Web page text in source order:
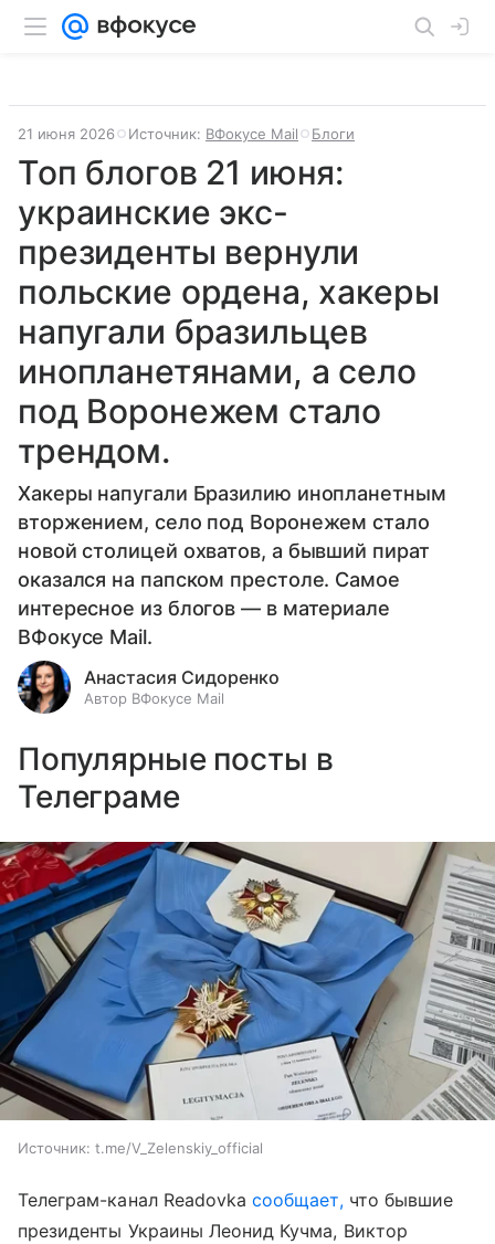
21 июня 2026 Источник: ВФокусе Mail Блоги
Топ блогов 21 июня:
украинские экс-
президенты вернули
польские ордена, хакеры
напугали бразильцев
инопланетянами, а село
под Воронежем стало
трендом.
Хакеры напугали Бразилию инопланетным
вторжением, село под Воронежем стало
новой столицей охватов, а бывший пират
оказался на папском престоле. Самое
интересное из блогов — в материале
ВФокусе Mail.
Анастасия Сидоренко
Автор ВФокусе Mail
Популярные посты в
Телеграме
Источник: t.me/V_Zelenskiy_official
Телеграм-канал Readovkaсообщает,что бывшие
президенты Украины Леонид Кучма, Виктор